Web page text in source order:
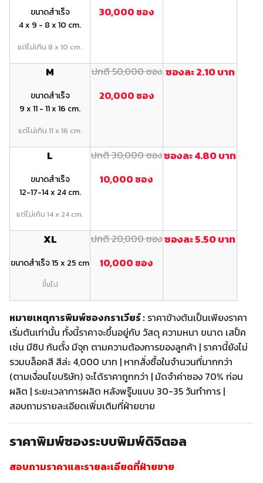
ขนาดสำเร็จ
4 x 9 - 8 x 10 cm.
แต่ไม่เกิน 8 x 10 cm.
30,000 ซอง
M
ขนาดสำเร็จ
9 x 11 - 11 x 16 cm.
แต่ไม่เกิน 11 x 16 cm.
ปกติ 50,000 ซอง
20,000 ซอง
ซองละ 2.10 บาท
L
ขนาดสำเร็จ
12-17-14 x 24 cm.
แต่ไม่เกิน 14 x 24 cm.
ปกติ 30,000 ซอง
10,000 ซอง
ซองละ 4.80 บาท
XL
ขนาดสำเร็จ 15 x 25 cm
ขึ้นไป
ปกติ 20,000 ซอง
10,000 ซอง
ซองละ 5.50 บาท
หมายเหตุการพิมพ์ซองกราเวียร์ : ราคาข้างต้นเป็นเพียงราคา
เริ่มต้นเท่านั้น ทั้งนี้ราคาจะขึ้นอยู่กับ วัสดุ ความหนา ขนาด เสป็ค
เช่น มีซิป ก้นตั้ง มีจุก ตามความต้องการของลูกค้า | ราคานี้ยังไม่
รวมบล็อคสี สีล่ะ 4,000 บาท | หากสั่งซื้อในจำนวนที่มากกว่า
(ตามเงื่อนไขบริษัท) จะได้ราคาถูกกว่า | มัดจำค่าซอง 70% ก่อน
ผลิต | ระยะเวลาการผลิต หลังพรู๊บแบบ 30-35 วันทำการ |
สอบถามรายละเอียดเพิ่มเติมที่ฝ่ายขาย
ราคาพิมพ์ซองระบบพิมพ์ดิจิตอล
สอบถามราคาและรายละเอียดที่ฝ่ายขาย